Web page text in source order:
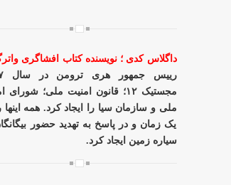
داگلاس کدی ؛ نویسنده کتاب افشاگری
مجستیک ۱۲؛ قانون امنیت ملی؛ شورای
ملی و سازمان سیا را ایجاد کرد. همه اینها
یک زمان و در پاسخ به تهدید حضور
سیاره زمین ایجاد کرد.